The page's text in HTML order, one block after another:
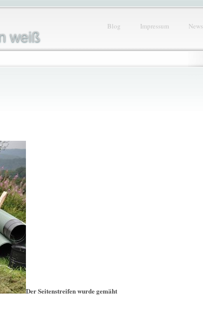
weiß
Blog Impressum News
Der Seitenstreifen wurde gemäht